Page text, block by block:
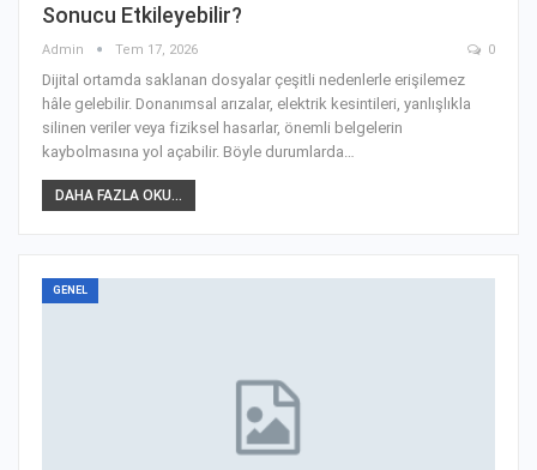
Sonucu Etkileyebilir?
Admin Tem 17, 2026 0
Dijital ortamda saklanan dosyalar çeşitli nedenlerle erişilemez
hâle gelebilir. Donanımsal arızalar, elektrik kesintileri, yanlışlıkla
silinen veriler veya fiziksel hasarlar, önemli belgelerin
kaybolmasına yol açabilir. Böyle durumlarda
DAHA FAZLA OKU...
GENEL